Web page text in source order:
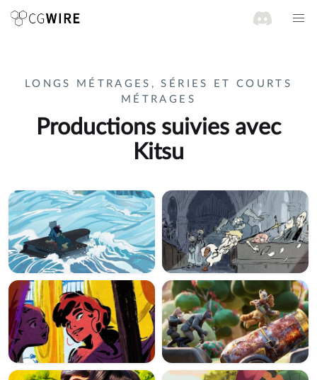
LONGS MÉTRAGES, SÉRIES ET COURTS
MÉTRAGES
Productions suivies avec
Kitsu